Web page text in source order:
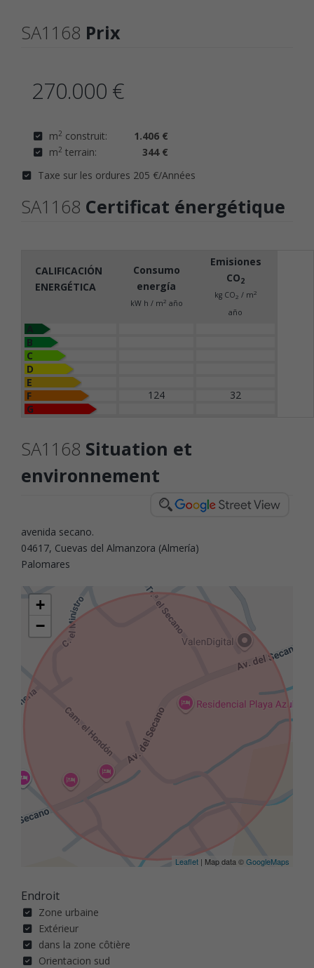
SA1168 Prix
270.000 €
m2 construit:
1.406 €
m2 terrain:
344 €
Taxe sur les ordures 205 €/Années
SA1168 Certificat énergétique
CALIFICACIÓN
ENERGÉTICA
Consumo
energía
kW h / m2 año
Emisiones
CO2
kg CO2 / m2
año
B
C
D
E
F
124
32
G
SA1168 Situation et
environnement
avenida secano.
04617, Cuevas del Almanzora (Almería)
Palomares
+
−
Leaflet | Map data ©GoogleMaps
Endroit
Zone urbaine
Extérieur
dans la zone côtière
Orientacion sud